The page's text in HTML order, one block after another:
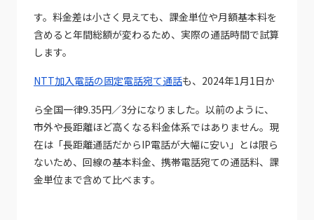
す。料金差は小さく見えても、課金単位や月額基本料を
含めると年間総額が変わるため、実際の通話時間で試算
します。
NTT加入電話の固定電話宛て通話も、2024年1月1日か
ら全国一律9.35円／3分になりました。以前のように、
市外や長距離ほど高くなる料金体系ではありません。現
在は「長距離通話だからIP電話が大幅に安い」とは限ら
ないため、回線の基本料金、携帯電話宛ての通話料、課
金単位まで含めて比べます。